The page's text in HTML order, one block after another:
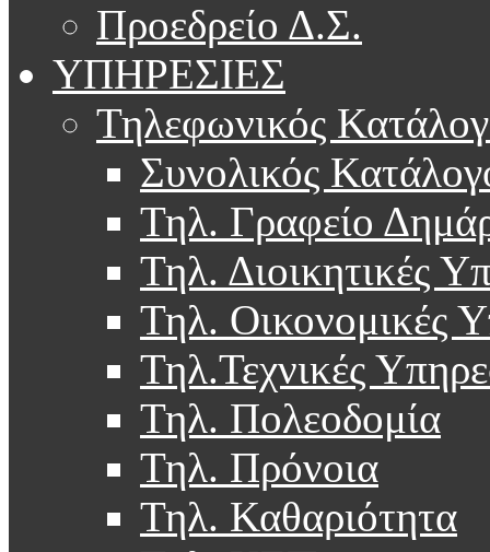
Προεδρείο Δ.Σ.
ΥΠΗΡΕΣΙΕΣ
Τηλεφωνικός
Συνολικός
Τηλ. Γραφείο
Τηλ. Διοικητικές
Τηλ. Οικονομικές
Τηλ.Τεχνικές
Τηλ. Πολεοδομία
Τηλ. Πρόνοια
Τηλ. Καθαριότητα